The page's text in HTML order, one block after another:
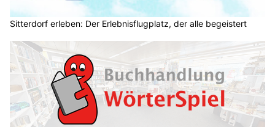
Sitterdorf erleben: Der Erlebnisflugplatz, der alle begeistert